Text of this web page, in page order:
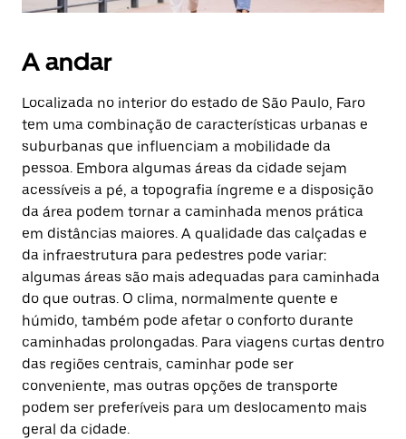
A andar
Localizada no interior do estado de São Paulo, Faro
tem uma combinação de características urbanas e
suburbanas que influenciam a mobilidade da
pessoa. Embora algumas áreas da cidade sejam
acessíveis a pé, a topografia íngreme e a disposição
da área podem tornar a caminhada menos prática
em distâncias maiores. A qualidade das calçadas e
da infraestrutura para pedestres pode variar:
algumas áreas são mais adequadas para caminhada
do que outras. O clima, normalmente quente e
húmido, também pode afetar o conforto durante
caminhadas prolongadas. Para viagens curtas dentro
das regiões centrais, caminhar pode ser
conveniente, mas outras opções de transporte
podem ser preferíveis para um deslocamento mais
geral da cidade.